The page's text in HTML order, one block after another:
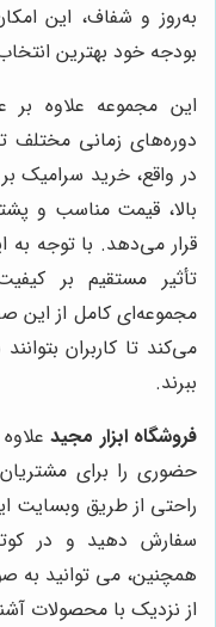
به‌روز و شفاف، این
بودجه خود بهترین
این مجموعه علاوه بر
دوره‌های زمانی مختلف
در واقع، خرید سرامیک
بالا، قیمت مناسب و
قرار می‌دهد. با توجه
تأثیر مستقیم بر
مجموعه‌ای کامل از این
می‌کند تا کاربران
ببرند.
فروشگاه ابزار مجیدعلاوه
حضوری را برای
راحتی از طریق وبسایت
سفارش دهید و در
همچنین، می توانید به
از نزدیک با محصولات